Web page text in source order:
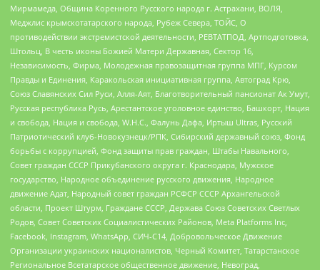
Мирмамеда, Община Коренного Русского народа г. Астрахани, ВОЛЯ,
Меджлис крымскотатарского народа, Рубеж Севера, ТОЙС, О
противодействии экстремистской деятельности, РЕВТАТПОД, Артподготовка,
Штольц, В честь иконы Божией Матери Державная, Сектор 16,
Независимость, Фирма, Молодежная правозащитная группа МПГ, Курсом
Правды и Единения, Каракольская инициативная группа, Автоград Крю,
Союз Славянских Сил Руси, Алля-Аят, Благотворительный пансионат Ак Умут,
Русская республика Русь, Арестантское уголовное единство, Башкорт, Нация
и свобода, Нация и свобода, W.H.С., Фалунь Дафа, Иртыш Ultras, Русский
Патриотический клуб-Новокузнецк/РПК, Сибирский державный союз, Фонд
борьбы с коррупцией, Фонд защиты прав граждан, Штабы Навального,
Совет граждан СССР Прикубанского округа г. Краснодара, Мужское
государство, Народное объединение русского движения, Народное
движение Адат, Народный совет граждан РСФСР СССР Архангельской
области, Проект Штурм, Граждане СССР, Держава Союз Советских Светлых
Родов, Совет Советских Социалистических Районов, Meta Platforms Inc,
Facebook, Instagram, WhatsApp, СИЧ-С14, Добровольческое Движение
Организации украинских националистов, Черный Комитет, Татарстанское
Региональное Всетатарское общественное движение, Невоград,